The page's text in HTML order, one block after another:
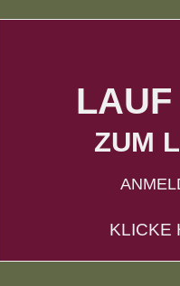
LAUF
ZUM
KLICKE